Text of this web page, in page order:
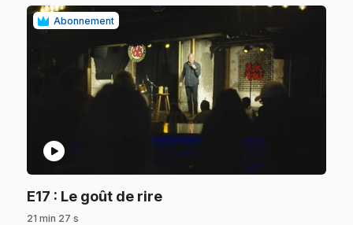
Abonnement
play_circle
E17 : Le goût de rire.
21 min 27 s